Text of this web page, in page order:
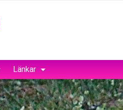
Länkar